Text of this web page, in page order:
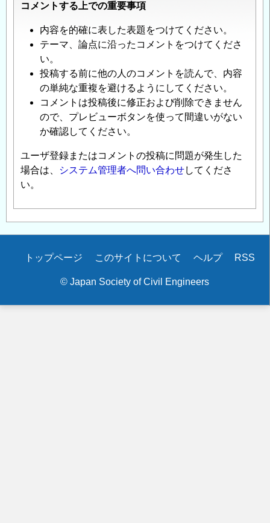
コメントする上での重要事項
内容を的確に表した表題をつけてください。
テーマ、論点に沿ったコメントをつけてくださ
い。
投稿する前に他の人のコメントを読んで、内容
の単純な重複を避けるようにしてください。
コメントは投稿後に修正および削除できません
ので、プレビューボタンを使って間違いがない
か確認してください。
ユーザ登録またはコメントの投稿に問題が発生した
場合は、
システム管理者へ問い合わせしてくださ
い。
Secondary
トップページ このサイトについて ヘルプ RSS
© Japan Society of Civil Engineers